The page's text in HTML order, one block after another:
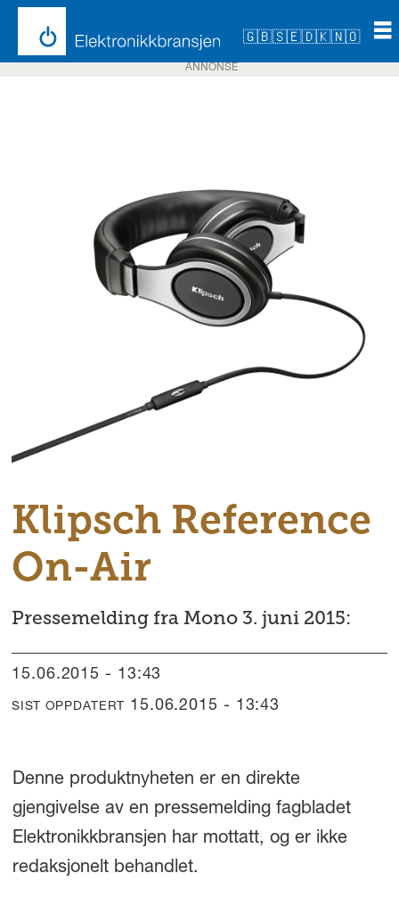
🇬🇧🇸🇪🇩🇰🇳🇴
ANNONSE
Klipsch Reference
On-Air
Pressemelding fra Mono 3. juni 2015:
15.06.2015 - 13:43
SIST OPPDATERT 15.06.2015 - 13:43
Denne produktnyheten er en direkte
gjengivelse av en pressemelding fagbladet
Elektronikkbransjen har mottatt, og er ikke
redaksjonelt behandlet.